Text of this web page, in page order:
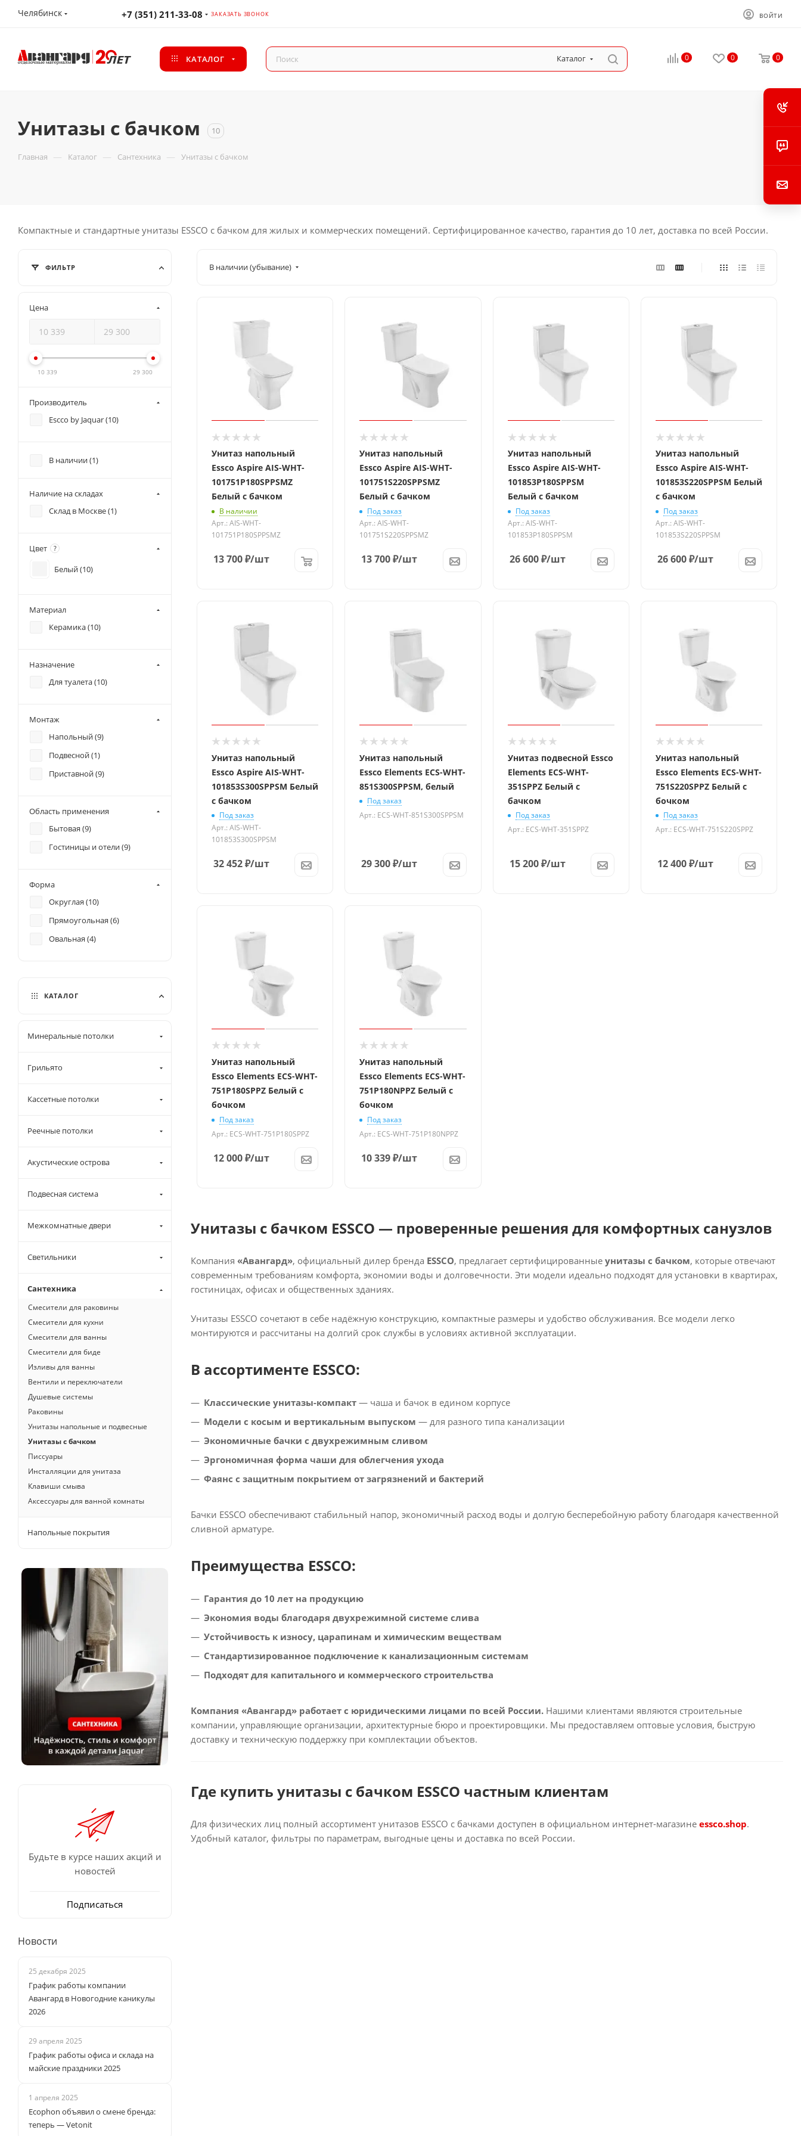
Челябинск +7 (351) 211-33-08 ЗАКАЗАТЬ ЗВОНОК ВОЙТИ
КАТАЛОГ Каталог 0 0 0
Унитазы с бачком 10
Главная — Каталог — Сантехника — Унитазы с бачком
Компактные и стандартные унитазы ESSCO с бачком для жилых и коммерческих помещений. Сертифицированное качество, гарантия до 10 лет, доставка по всей России.
В наличии (убывание)
Унитаз напольный
Essco Aspire AIS-WHT-
101751P180SPPSMZ
Белый с бачком
В наличии
Арт.: AIS-WHT-
101751P180SPPSMZ
13 700₽/шт
Унитаз напольный
Essco Aspire AIS-WHT-
101751S220SPPSMZ
Белый с бачком
Под заказ
Арт.: AIS-WHT-
101751S220SPPSMZ
13 700₽/шт
Унитаз напольный
Essco Aspire AIS-WHT-
101853P180SPPSM
Белый с бачком
Под заказ
Арт.: AIS-WHT-
101853P180SPPSM
26 600₽/шт
Унитаз напольный
Essco Aspire AIS-WHT-
101853S220SPPSM Белый
с бачком
Под заказ
Арт.: AIS-WHT-
101853S220SPPSM
26 600₽/шт
Унитаз напольный
Essco Aspire AIS-WHT-
101853S300SPPSM Белый
с бачком
Под заказ
Арт.: AIS-WHT-
101853S300SPPSM
32 452₽/шт
Унитаз напольный
Essco Elements ECS-WHT-
851S300SPPSM, белый
Под заказ
Арт.: ECS-WHT-851S300SPPSM
29 300₽/шт
Унитаз подвесной Essco
Elements ECS-WHT-
351SPPZ Белый с
бачком
Под заказ
Арт.: ECS-WHT-351SPPZ
15 200₽/шт
Унитаз напольный
Essco Elements ECS-WHT-
751S220SPPZ Белый с
бочком
Под заказ
Арт.: ECS-WHT-751S220SPPZ
12 400₽/шт
Унитаз напольный
Essco Elements ECS-WHT-
751P180SPPZ Белый с
бочком
Под заказ
Арт.: ECS-WHT-751P180SPPZ
12 000₽/шт
Унитаз напольный
Essco Elements ECS-WHT-
751P180NPPZ Белый с
бочком
Под заказ
Арт.: ECS-WHT-751P180NPPZ
10 339₽/шт
Унитазы с бачком ESSCO — проверенные решения для комфортных санузлов
Компания «Авангард», официальный дилер бренда ESSCO, предлагает сертифицированные унитазы с бачком, которые отвечают
современным требованиям комфорта, экономии воды и долговечности. Эти модели идеально подходят для установки в квартирах,
гостиницах, офисах и общественных зданиях.
Унитазы ESSCO сочетают в себе надёжную конструкцию, компактные размеры и удобство обслуживания. Все модели легко
монтируются и рассчитаны на долгий срок службы в условиях активной эксплуатации.
В ассортименте ESSCO:
Классические унитазы-компакт — чаша и бачок в едином корпусе
Модели с косым и вертикальным выпуском — для разного типа канализации
Экономичные бачки с двухрежимным сливом
Эргономичная форма чаши для облегчения ухода
Фаянс с защитным покрытием от загрязнений и бактерий
Бачки ESSCO обеспечивают стабильный напор, экономичный расход воды и долгую бесперебойную работу благодаря качественной
сливной арматуре.
Преимущества ESSCO:
Гарантия до 10 лет на продукцию
Экономия воды благодаря двухрежимной системе слива
Устойчивость к износу, царапинам и химическим веществам
Стандартизированное подключение к канализационным системам
Подходят для капитального и коммерческого строительства
Компания «Авангард» работает с юридическими лицами по всей России. Нашими клиентами являются строительные
компании, управляющие организации, архитектурные бюро и проектировщики. Мы предоставляем оптовые условия, быструю
доставку и техническую поддержку при комплектации объектов.
Где купить унитазы с бачком ESSCO частным клиентам
Для физических лиц полный ассортимент унитазов ESSCO с бачками доступен в официальном интернет-магазине essco.shop.
Удобный каталог, фильтры по параметрам, выгодные цены и доставка по всей России.
ФИЛЬТР
Цена
10 339 29 300
Производитель
Escco by Jaquar (10)
В наличии (1)
Наличие на складах
Склад в Москве (1)
Цвет ?
Белый (10)
Материал
Керамика (10)
Назначение
Для туалета (10)
Монтаж
Напольный (9)
Подвесной (1)
Приставной (9)
Область применения
Бытовая (9)
Гостиницы и отели (9)
Форма
Округлая (10)
Прямоугольная (6)
Овальная (4)
КАТАЛОГ
Минеральные потолки
Грильято
Кассетные потолки
Реечные потолки
Акустические острова
Подвесная система
Межкомнатные двери
Светильники
Сантехника
Смесители для раковины
Смесители для кухни
Смесители для ванны
Смесители для биде
Изливы для ванны
Вентили и переключатели
Душевые системы
Раковины
Унитазы напольные и подвесные
Унитазы с бачком
Писсуары
Инсталляции для унитаза
Клавиши смыва
Аксессуары для ванной комнаты
Напольные покрытия
Будьте в курсе наших акций и
новостей
Подписаться
Новости
25 декабря 2025
График работы компании
Авангард в Новогодние каникулы
2026
29 апреля 2025
График работы офиса и склада на
майские праздники 2025
1 апреля 2025
Ecophon объявил о смене бренда:
теперь — Vetonit